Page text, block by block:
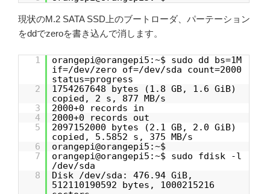
現状のM.2 SATA SSD上のブートローダ、パーテーション
をddでzeroを書き込んで消します。
1
orangepi@orangepi5:~$ sudo dd bs=1M
if=/dev/zero of=/dev/sda count=2000
status=progress
2
1754267648 bytes (1.8 GB, 1.6 GiB)
copied, 2 s, 877 MB/s
3
2000+0 records in
4
2000+0 records out
5
2097152000 bytes (2.1 GB, 2.0 GiB)
copied, 5.5852 s, 375 MB/s
6
orangepi@orangepi5:~$
7
orangepi@orangepi5:~$ sudo fdisk -l
/dev/sda
8
Disk /dev/sda: 476.94 GiB,
512110190592 bytes, 1000215216